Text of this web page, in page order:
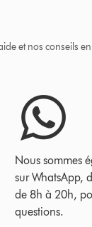
et nos conseils
Nous sommes
sur WhatsApp,
de 8h à 20h,
questions.